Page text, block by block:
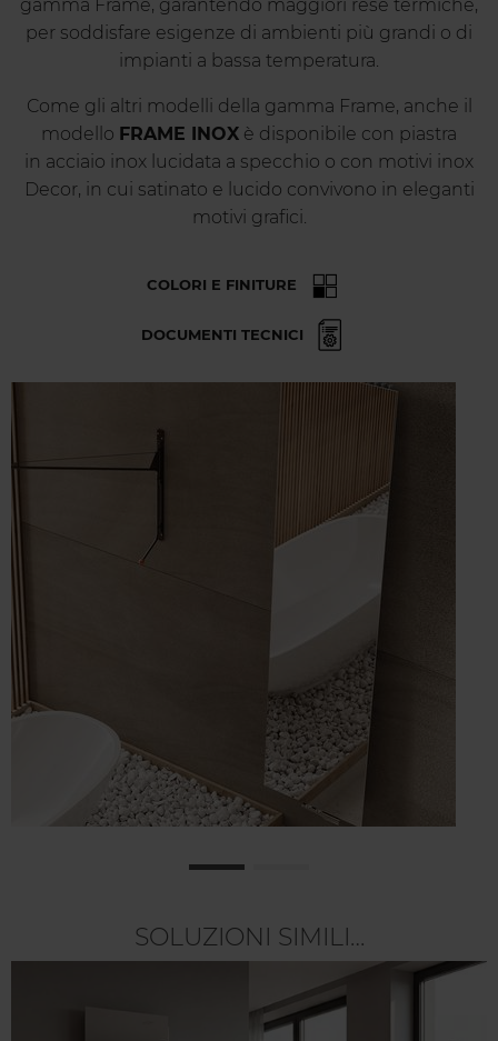
gamma Frame, garantendo maggiori rese termiche,
per soddisfare esigenze di ambienti più grandi o di
impianti a bassa temperatura.
Come gli altri modelli della gamma Frame, anche il
modello FRAME INOX è disponibile con piastra
in acciaio inox lucidata a specchio o con motivi inox
Decor, in cui satinato e lucido convivono in eleganti
motivi grafici.
COLORI E FINITURE
DOCUMENTI TECNICI
SOLUZIONI SIMILI…